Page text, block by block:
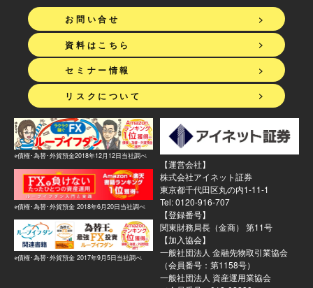
>
お問い合せ
>
資料はこちら
>
セミナー情報
>
リスクについて
※債権･為替･外貨預金2018年12月12日当社調べ
※債権･為替･外貨預金 2018年6月20日当社調べ
※債権･為替･外貨預金 2017年9月5日当社調べ
【運営会社】
株式会社アイネット証券
東京都千代田区丸の内1-11-1
Tel: 0120-916-707
【登録番号】
関東財務局長（金商） 第11号
【加入協会】
一般社団法人 金融先物取引業協会
（会員番号：第1158号）
一般社団法人 資産運用業協会